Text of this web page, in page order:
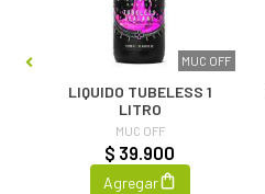
MUC OFF
LIQUIDO TUBELESS 1
LITRO
MUC OFF
$ 39.900
Agregar